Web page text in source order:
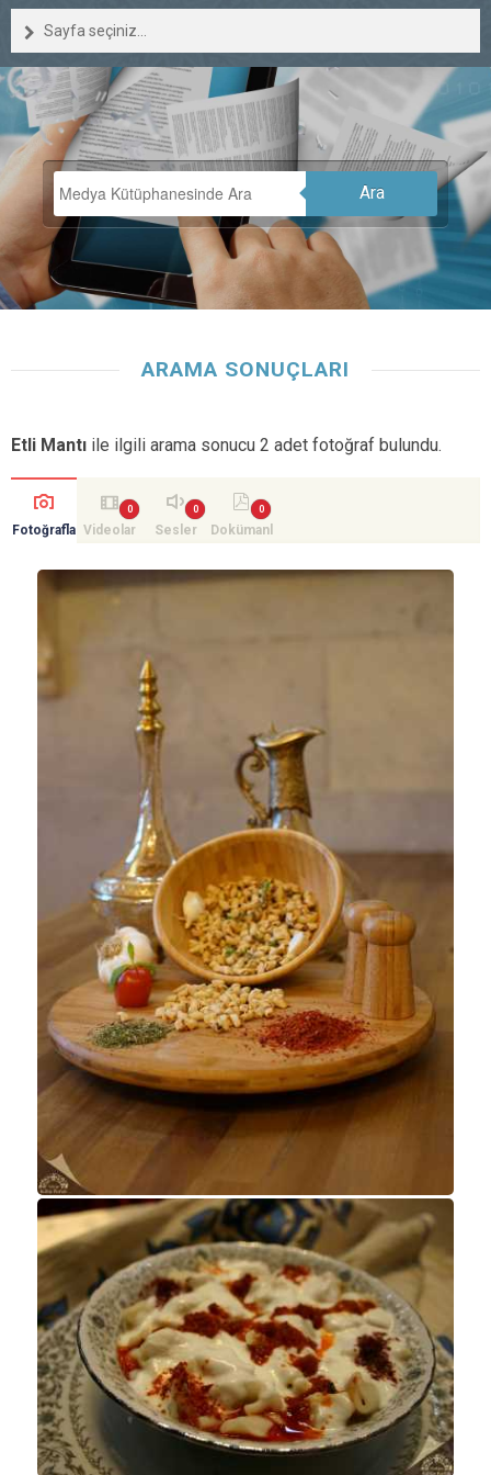
Sayfa seçiniz...
Ara
ARAMA SONUÇLARI
Etli Mantı ile ilgili arama sonucu 2 adet fotoğraf bulundu.
Fotoğrafla Videolar Sesler
Dokümanl